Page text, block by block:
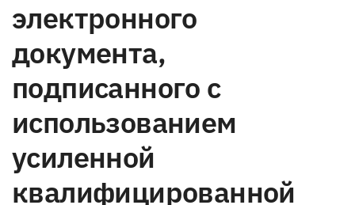
электронного
документа,
подписанного с
использованием
усиленной
квалифицированной